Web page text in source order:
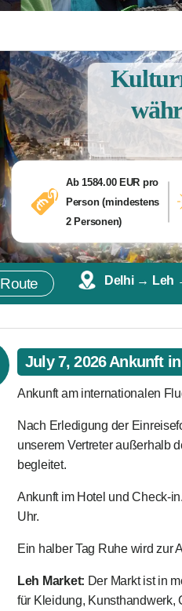
Ab 1584.00 EUR pro
Person (mindestens
2 Personen)
Route Delhi → Leh
July 7, 2026 Ankunft
Ankunft am internationalen
Nach Erledigung der
unserem Vertreter außerhalb
begleitet.
Ankunft im Hotel und Check-
Uhr.
Ein halber Tag Ruhe wird zur
Leh Market: Der Markt ist in
für Kleidung, Kunsthandwerk,